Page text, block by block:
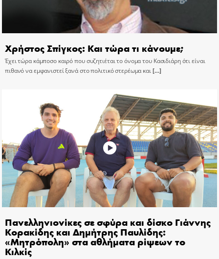
Χρήστος Σπίγκος: Και τώρα τι κάνουμε;
Έχει τώρα κάμποσο καιρό που συζητιέται το όνομα του Κασιδιάρη ότι είναι
πιθανό να εμφανιστεί ξανά στο πολιτικό στερέωμα και[…]
Πανελληνιονίκες σε σφύρα και δίσκο Γιάννης
Κορακίδης και Δημήτρης Παυλίδης:
«Μητρόπολη» στα αθλήματα ρίψεων το
Κιλκίς